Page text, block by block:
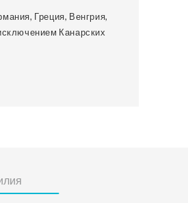
Греция, Венгрия,
Канарских